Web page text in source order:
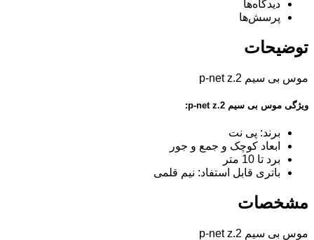
دیدگاه‌ها
پرسش‌ها
توضیحات
موس بی سیم p-net z.2
ویژگی موس بی سیم p-net z.2:
برند: پی نت
ابعاد کوچک و جمع و جور
برد تا 10 متر
باتری قابل استفاد: نیم قلمی
مشخصات
موس بی سیم p-net z.2